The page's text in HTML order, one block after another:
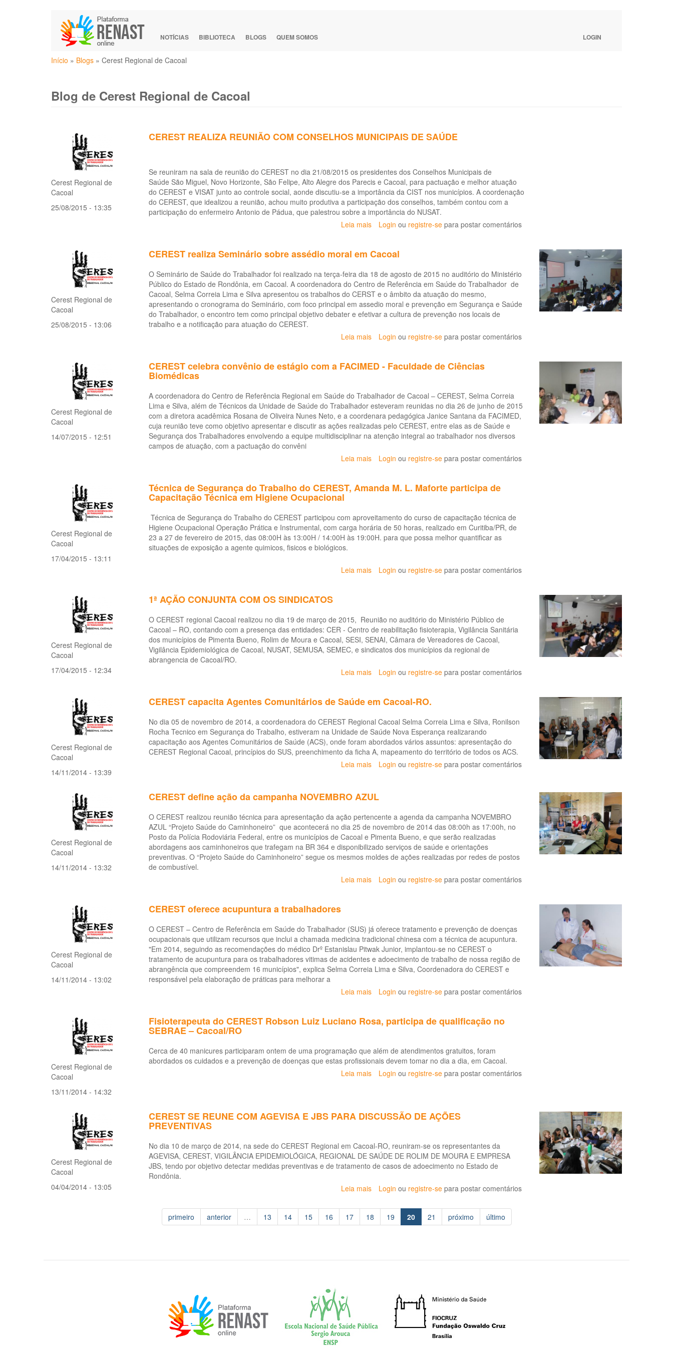
NOTÍCIAS BIBLIOTECA BLOGS QUEM SOMOS LOGIN
Você
Início » Blogs » Cerest Regional de Cacoal
Blog de Cerest Regional de Cacoal
Cerest Regional de
Cacoal
25/08/2015 - 13:35
CEREST REALIZA REUNIÃO COM CONSELHOS MUNICIPAIS DE SAÚDE
Se reuniram na sala de reunião do CEREST no dia 21/08/2015 os presidentes dos Conselhos Municipais de
Saúde São Miguel, Novo Horizonte, São Felipe, Alto Alegre dos Parecis e Cacoal, para pactuação e melhor atuação
do CEREST e VISAT junto ao controle social, aonde discutiu-se a importância da CIST nos municípios. A coordenação
do CEREST, que idealizou a reunião, achou muito produtiva a participação dos conselhos, também contou com a
participação do enfermeiro Antonio de Pádua, que palestrou sobre a importância do NUSAT.
Leia mais sobre
REUNIÃO
CONSELHOS
MUNICIPAIS
DE
SAÚDE
Login ou registre-se para postar comentários
Cerest Regional de
Cacoal
25/08/2015 - 13:06
CEREST realiza Seminário sobre assédio moral em Cacoal
O Seminário de Saúde do Trabalhador foi realizado na terça-feira dia 18 de agosto de 2015 no auditório do Ministério
Público do Estado de Rondônia, em Cacoal. A coordenadora do Centro de Referência em Saúde do Trabalhador de
Cacoal, Selma Correia Lima e Silva apresentou os trabalhos do CERST e o âmbito da atuação do mesmo,
apresentando o cronograma do Seminário, com foco principal em assedio moral e prevenção em Segurança e Saúde
do Trabalhador, o encontro tem como principal objetivo debater e efetivar a cultura de prevenção nos locais de
trabalho e a notificação para atuação do CEREST.
Leia mais sobre
Seminário
moral
em
Cacoal
Login ou registre-se para postar comentários
Cerest Regional de
Cacoal
14/07/2015 - 12:51
CEREST celebra convênio de estágio com a FACIMED - Faculdade de Ciências
Biomédicas
A coordenadora do Centro de Referência Regional em Saúde do Trabalhador de Cacoal – CEREST, Selma Correia
Lima e Silva, além de Técnicos da Unidade de Saúde do Trabalhador esteveram reunidas no dia 26 de junho de 2015
com a diretora acadêmica Rosana de Oliveira Nunes Neto, e a coordenara pedagógica Janice Santana da FACIMED,
cuja reunião teve como objetivo apresentar e discutir as ações realizadas pelo CEREST, entre elas as de Saúde e
Segurança dos Trabalhadores envolvendo a equipe multidisciplinar na atenção integral ao trabalhador nos diversos
campos de atuação, com a pactuação do convêni
Leia mais sobre
convênio
com
a
FACIMED
de
Login ou registre-se para postar comentários
Cerest Regional de
Cacoal
17/04/2015 - 13:11
Técnica de Segurança do Trabalho do CEREST, Amanda M. L. Maforte participa de
Capacitação Técnica em Higiene Ocupacional
Técnica de Segurança do Trabalho do CEREST participou com aproveitamento do curso de capacitação técnica de
Higiene Ocupacional Operação Prática e Instrumental, com carga horária de 50 horas, realizado em Curitiba/PR, de
23 a 27 de fevereiro de 2015, das 08:00H às 13:00H / 14:00H às 19:00H. para que possa melhor quantificar as
situações de exposição a agente quimicos, fisicos e biológicos.
Leia mais sobre
Trabalho
do
CEREST,
Amanda
de
Técnica
em
Higiene
Ocupacional
Login ou registre-se para postar comentários
Cerest Regional de
Cacoal
17/04/2015 - 12:34
1ª AÇÃO CONJUNTA COM OS SINDICATOS
O CEREST regional Cacoal realizou no dia 19 de março de 2015, Reunião no auditório do Ministério Público de
Cacoal – RO, contando com a presença das entidades: CER - Centro de reabilitação fisioterapia, Vigilância Sanitária
dos municípios de Pimenta Bueno, Rolim de Moura e Cacoal, SESI, SENAI, Câmara de Vereadores de Cacoal,
Vigilância Epidemiológica de Cacoal, NUSAT, SEMUSA, SEMEC, e sindicatos dos municípios da regional de
abrangencia de Cacoal/RO.
Leia mais sobre
CONJUNTA
OS
SINDICATOS
Login ou registre-se para postar comentários
Cerest Regional de
Cacoal
14/11/2014 - 13:39
CEREST capacita Agentes Comunitários de Saúde em Cacoal-RO.
No dia 05 de novembro de 2014, a coordenadora do CEREST Regional Cacoal Selma Correia Lima e Silva, Ronilson
Rocha Tecnico em Segurança do Trabalho, estiveram na Unidade de Saúde Nova Esperança realizarando
capacitação aos Agentes Comunitários de Saúde (ACS), onde foram abordados vários assuntos: apresentação do
CEREST Regional Cacoal, princípios do SUS, preenchimento da ficha A, mapeamento do território de todos os ACS.
Leia mais sobre
Agentes
de
Saúde
em
Cacoal-
RO.
Login ou registre-se para postar comentários
Cerest Regional de
Cacoal
14/11/2014 - 13:32
CEREST define ação da campanha NOVEMBRO AZUL
O CEREST realizou reunião técnica para apresentação da ação pertencente a agenda da campanha NOVEMBRO
AZUL “Projeto Saúde do Caminhoneiro” que acontecerá no dia 25 de novembro de 2014 das 08:00h as 17:00h, no
Posto da Polícia Rodoviária Federal, entre os municípios de Cacoal e Pimenta Bueno, e que serão realizadas
abordagens aos caminhoneiros que trafegam na BR 364 e disponibilizado serviços de saúde e orientações
preventivas. O “Projeto Saúde do Caminhoneiro” segue os mesmos moldes de ações realizadas por redes de postos
de combustível.
Leia mais sobre
campanha
NOVEMBRO
AZUL
Login ou registre-se para postar comentários
Cerest Regional de
Cacoal
14/11/2014 - 13:02
CEREST oferece acupuntura a trabalhadores
O CEREST – Centro de Referência em Saúde do Trabalhador (SUS) já oferece tratamento e prevenção de doenças
ocupacionais que utilizam recursos que inclui a chamada medicina tradicional chinesa com a técnica de acupuntura.
"Em 2014, seguindo as recomendações do médico Drº Estanislau Pitwak Junior, implantou-se no CEREST o
tratamento de acupuntura para os trabalhadores vitimas de acidentes e adoecimento de trabalho de nossa região de
abrangência que compreendem 16 municípios", explica Selma Correia Lima e Silva, Coordenadora do CEREST e
responsável pela elaboração de práticas para melhorar a
Leia mais sobre
acupuntura
Login ou registre-se para postar comentários
Cerest Regional de
Cacoal
13/11/2014 - 14:32
Fisioterapeuta do CEREST Robson Luiz Luciano Rosa, participa de qualificação no
SEBRAE – Cacoal/RO
Cerca de 40 manicures participaram ontem de uma programação que além de atendimentos gratuitos, foram
abordados os cuidados e a prevenção de doenças que estas profissionais devem tomar no dia a dia, em Cacoal.
Leia mais sobre
Robson
Rosa,
participa
de
no
SEBRAE
Cacoal/RO
Login ou registre-se para postar comentários
Cerest Regional de
Cacoal
04/04/2014 - 13:05
CEREST SE REUNE COM AGEVISA E JBS PARA DISCUSSÃO DE AÇÕES
PREVENTIVAS
No dia 10 de março de 2014, na sede do CEREST Regional em Cacoal-RO, reuniram-se os representantes da
AGEVISA, CEREST, VIGILÂNCIA EPIDEMIOLÓGICA, REGIONAL DE SAÚDE DE ROLIM DE MOURA E EMPRESA
JBS, tendo por objetivo detectar medidas preventivas e de tratamento de casos de adoecimento no Estado de
Rondônia.
Leia mais sobre
SE
REUNE
COM
JBS
PREVENTIVAS
Login ou registre-se para postar comentários
primeiro anterior … 13 14 15 16 17 18 19 20 21 próximo último